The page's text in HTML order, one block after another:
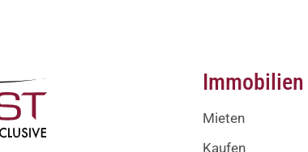
Immobilien
Mieten
Kaufen